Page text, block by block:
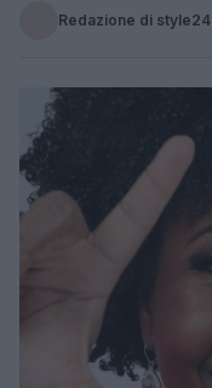
Redazione di style24